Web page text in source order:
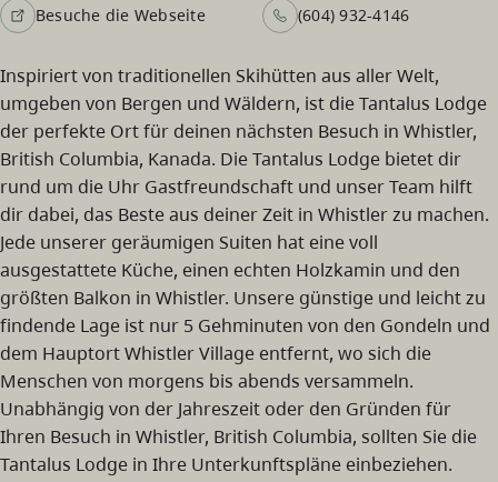
Besuche die Webseite (604) 932-4146
Inspiriert von traditionellen Skihütten aus aller Welt,
umgeben von Bergen und Wäldern, ist die Tantalus Lodge
der perfekte Ort für deinen nächsten Besuch in Whistler,
British Columbia, Kanada. Die Tantalus Lodge bietet dir
rund um die Uhr Gastfreundschaft und unser Team hilft
dir dabei, das Beste aus deiner Zeit in Whistler zu machen.
Jede unserer geräumigen Suiten hat eine voll
ausgestattete Küche, einen echten Holzkamin und den
größten Balkon in Whistler. Unsere günstige und leicht zu
findende Lage ist nur 5 Gehminuten von den Gondeln und
dem Hauptort Whistler Village entfernt, wo sich die
Menschen von morgens bis abends versammeln.
Unabhängig von der Jahreszeit oder den Gründen für
Ihren Besuch in Whistler, British Columbia, sollten Sie die
Tantalus Lodge in Ihre Unterkunftspläne einbeziehen.